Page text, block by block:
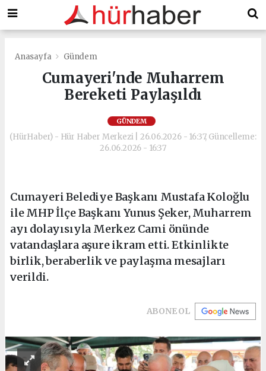
Anasayfa Gündem
Cumayeri'nde Muharrem
Bereketi Paylaşıldı
GÜNDEM
(HürHaber) - Hür Haber Merkezi | 26.06.2026 - 16:37, Güncelleme:
26.06.2026 - 16:37
Cumayeri Belediye Başkanı Mustafa Koloğlu
ile MHP İlçe Başkanı Yunus Şeker, Muharrem
ayı dolayısıyla Merkez Cami önünde
vatandaşlara aşure ikram etti. Etkinlikte
birlik, beraberlik ve paylaşma mesajları
verildi.
ABONE OL